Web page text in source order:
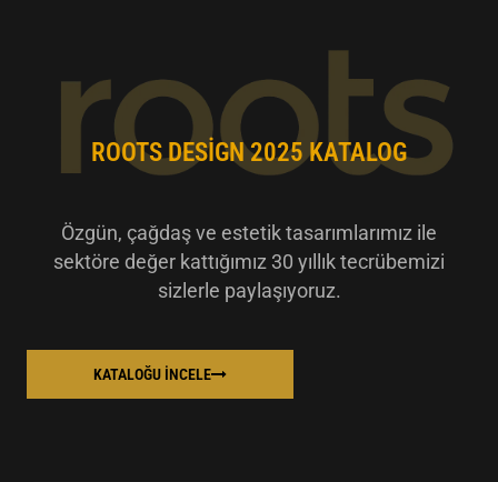
ROOTS DESIGN 2025 KATALOG
Özgün, çağdaş ve estetik tasarımlarımız ile
sektöre değer kattığımız 30 yıllık tecrübemizi
sizlerle paylaşıyoruz.
KATALOĞU İNCELE